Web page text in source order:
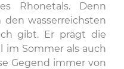
Rhonetals. Denn
wasserreichsten
gibt. Er prägt die
im Sommer als auch
Gegend immer von